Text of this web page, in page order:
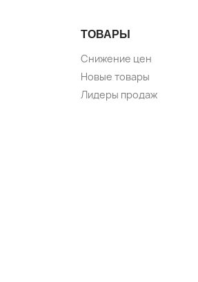
ТОВАРЫ
Снижение цен
Новые товары
Лидеры продаж